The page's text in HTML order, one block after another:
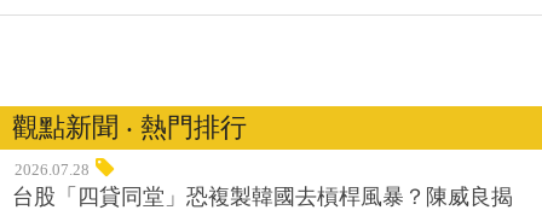
觀點新聞 ‧ 熱門排行
2026.07.28
台股「四貸同堂」恐複製韓國去槓桿風暴？陳威良揭